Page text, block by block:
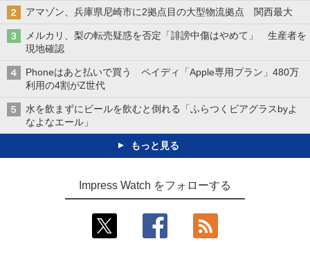
アマゾン、兵庫県尼崎市に2拠点目の大型物流拠点 関西最大
メルカリ、梨の転売疑惑を否定「誹謗中傷はやめて」 生産者を
現地確認
Phoneはあと払いで買う ペイディ「Apple専用プラン」480万
利用の4割がZ世代
水を飲まずにビールを飲むと倒れる「ふらつくビアグラスbyよ
なよなエール」
もっと見る
Impress Watch をフォローする